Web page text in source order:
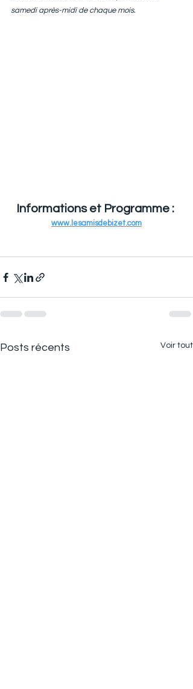
samedi après-midi de chaque mois.
Informations et Programme :
www.lesamisdebizet.com
Posts récents Voir tout